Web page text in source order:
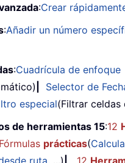
:Crear
:Añadir un número
:Cuadrícula de enfoque
Selector de
especial(Filtrar celdas
de herramientas 15:12
prácticas(